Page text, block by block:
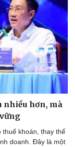
nghệ
số
nhiều hơn, mà
thuế khoán, thay thế
doanh. Đây là một